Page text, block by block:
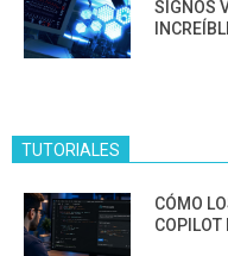
SIGNOS
TUTORIALES
CÓMO
COPILOT